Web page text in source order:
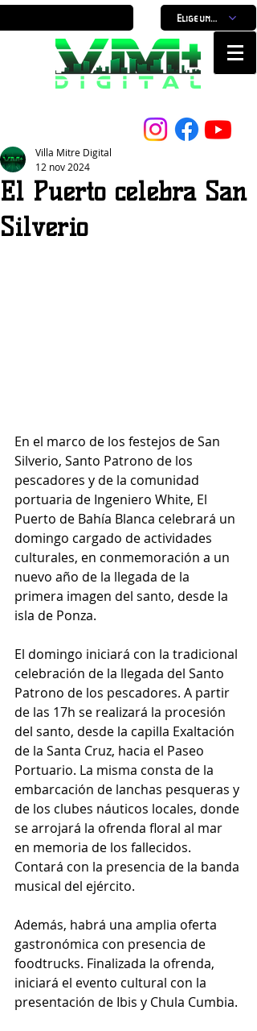
Elige un horario
El Puerto celebra San
Silverio
Villa Mitre Digital
12 nov 2024
En el marco de los festejos de San
Silverio, Santo Patrono de los
pescadores y de la comunidad
portuaria de Ingeniero White, El
Puerto de Bahía Blanca celebrará un
domingo cargado de actividades
culturales, en conmemoración a un
nuevo año de la llegada de la
primera imagen del santo, desde la
isla de Ponza.
El domingo iniciará con la tradicional
celebración de la llegada del Santo
Patrono de los pescadores. A partir
de las 17h se realizará la procesión
del santo, desde la capilla Exaltación
de la Santa Cruz, hacia el Paseo
Portuario. La misma consta de la
embarcación de lanchas pesqueras y
de los clubes náuticos locales, donde
se arrojará la ofrenda floral al mar
en memoria de los fallecidos.
Contará con la presencia de la banda
musical del ejército.
Además, habrá una amplia oferta
gastronómica con presencia de
foodtrucks. Finalizada la ofrenda,
iniciará el evento cultural con la
presentación de Ibis y Chula Cumbia.